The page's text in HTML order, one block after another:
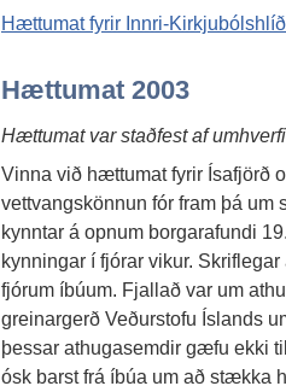
Hættumat fyrir Innri-
Hættumat 2003
Hættumat var staðfest af
Vinna við hættumat fyrir Ísafjörð
vettvangskönnun fór fram þá
kynntar á opnum borgarafundi
kynningar í fjórar vikur.
fjórum íbúum. Fjallað var um
greinargerð Veðurstofu Íslands
þessar athugasemdir gæfu ekki
ósk barst frá íbúa um að stækka